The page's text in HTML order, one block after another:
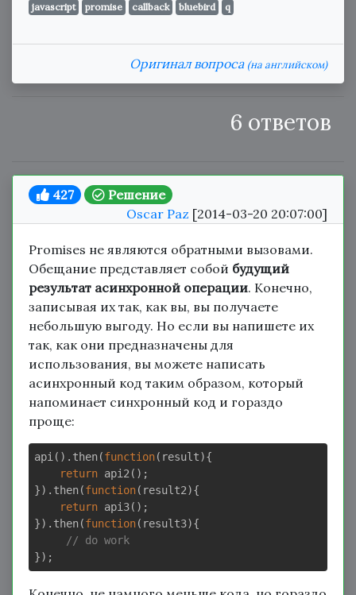
javascript promise callback bluebird q
Оригинал вопроса (на английском)
6 ответов
427
Решение
Oscar Paz [2014-03-20 20:07:00]
Promises не являются обратными вызовами.
Обещание представляет собой будущий
результат асинхронной операции. Конечно,
записывая их так, как вы, вы получаете
небольшую выгоду. Но если вы напишете их
так, как они предназначены для
использования, вы можете написать
асинхронный код таким образом, который
напоминает синхронный код и гораздо
проще:
api().then(function( result){
return api2();
}).then(function( result2){
return api3();
}).then(function( result3){
// do work